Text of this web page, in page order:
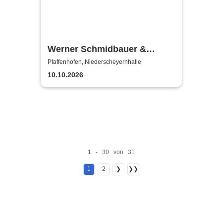
Werner Schmidbauer &
Martin Kälberer laden ein:
Ami Warning
Pfaffenhofen, Niederscheyernhalle
10.10.2026
1 - 30 von 31
1 2 ❯ ❯❯